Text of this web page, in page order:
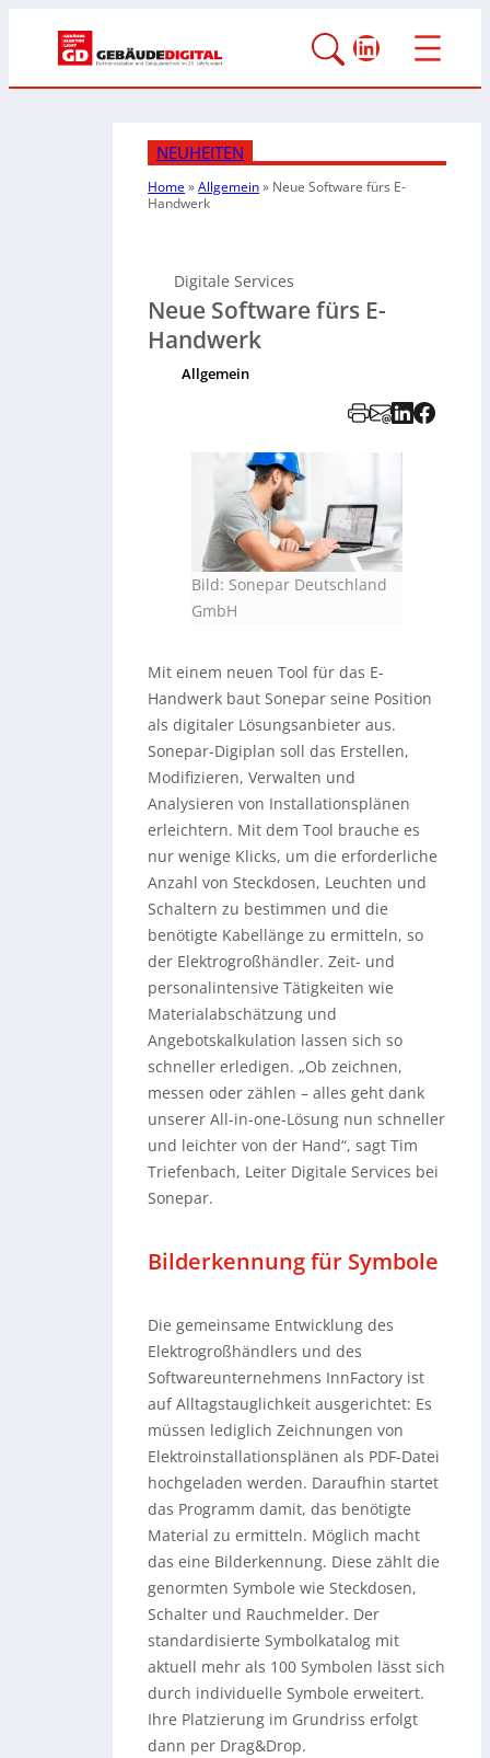
LinkedIn
NEUHEITEN
Home»Allgemein» Neue Software fürs E-
Handwerk
Digitale Services
Neue Software fürs E-
Handwerk
Allgemein
Bild: Sonepar Deutschland
GmbH
Mit einem neuen Tool für das E-
Handwerk baut Sonepar seine Position
als digitaler Lösungsanbieter aus.
Sonepar-Digiplan soll das Erstellen,
Modifizieren, Verwalten und
Analysieren von Installationsplänen
erleichtern. Mit dem Tool brauche es
nur wenige Klicks, um die erforderliche
Anzahl von Steckdosen, Leuchten und
Schaltern zu bestimmen und die
benötigte Kabellänge zu ermitteln, so
der Elektrogroßhändler. Zeit- und
personalintensive Tätigkeiten wie
Materialabschätzung und
Angebotskalkulation lassen sich so
schneller erledigen. „Ob zeichnen,
messen oder zählen – alles geht dank
unserer All-in-one-Lösung nun schneller
und leichter von der Hand“, sagt Tim
Triefenbach, Leiter Digitale Services bei
Sonepar.
Bilderkennung für Symbole
Die gemeinsame Entwicklung des
Elektrogroßhändlers und des
Softwareunternehmens InnFactory ist
auf Alltagstauglichkeit ausgerichtet: Es
müssen lediglich Zeichnungen von
Elektroinstallationsplänen als PDF-Datei
hochgeladen werden. Daraufhin startet
das Programm damit, das benötigte
Material zu ermitteln. Möglich macht
das eine Bilderkennung. Diese zählt die
genormten Symbole wie Steckdosen,
Schalter und Rauchmelder. Der
standardisierte Symbolkatalog mit
aktuell mehr als 100 Symbolen lässt sich
durch individuelle Symbole erweitert.
Ihre Platzierung im Grundriss erfolgt
dann per Drag&Drop.